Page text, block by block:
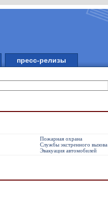
пресс-релизы
Пожарная охрана
Службы экстренного вызова
Эвакуация автомобилей